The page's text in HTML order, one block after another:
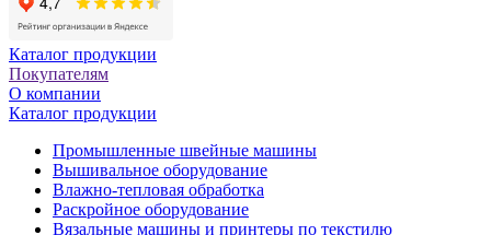
Каталог продукции
Покупателям
О компании
Каталог продукции
Промышленные швейные машины
Вышивальное оборудование
Влажно-тепловая обработка
Раскройное оборудование
Вязальные машины и принтеры по текстилю